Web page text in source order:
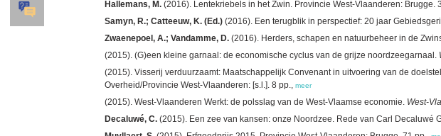
Hallemans, M. (2016). Lentekriebels in het Zwin. Provincie West-Vlaanderen: Brugge.
Samyn, R.; Catteeuw, K. (Ed.) (2016). Een terugblik in perspectief: 20 jaar
Zwaenepoel, A.; Vandamme, D. (2016). Herders, schapen en natuurbeheer in de
(2015). (G)een kleine garnaal: de economische cyclus van de grijze noordzeegarnaal.
(2015). Visserij verduurzaamt: Maatschappelijk Convenant in uitvoering van de
Overheid/Provincie West-Vlaanderen: [s.l.]. 8 pp., meer
(2015). West-Vlaanderen Werkt: de polsslag van de West-Vlaamse economie. West-
Decaluwé, C. (2015). Een zee van kansen: onze Noordzee. Rede van Carl